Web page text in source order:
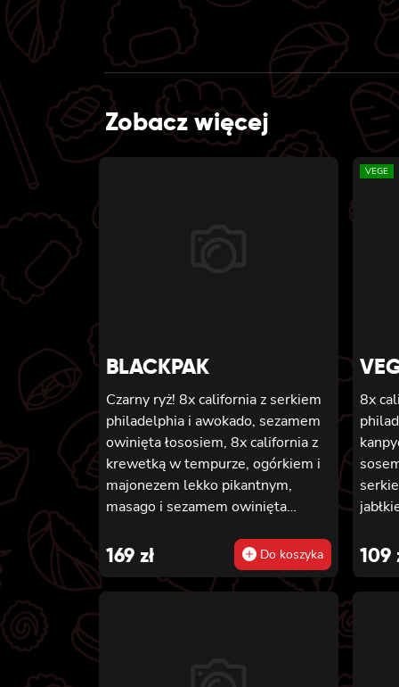
Zobacz więcej
BLACKPAK
Czarny ryż! 8x california z serkiem
philadelphia i awokado, sezamem
owinięta łososiem, 8x california z
krewetką w tempurze, ogórkiem i
majonezem lekko pikantnym,
masago i sezamem owinięta
pieczonym, serkiem philadelphia,
sosem teriyaki, sezamem,
awokado, ogórkiem i kanpyo 8x
169 zł Do koszyka
VEGE
8x
109